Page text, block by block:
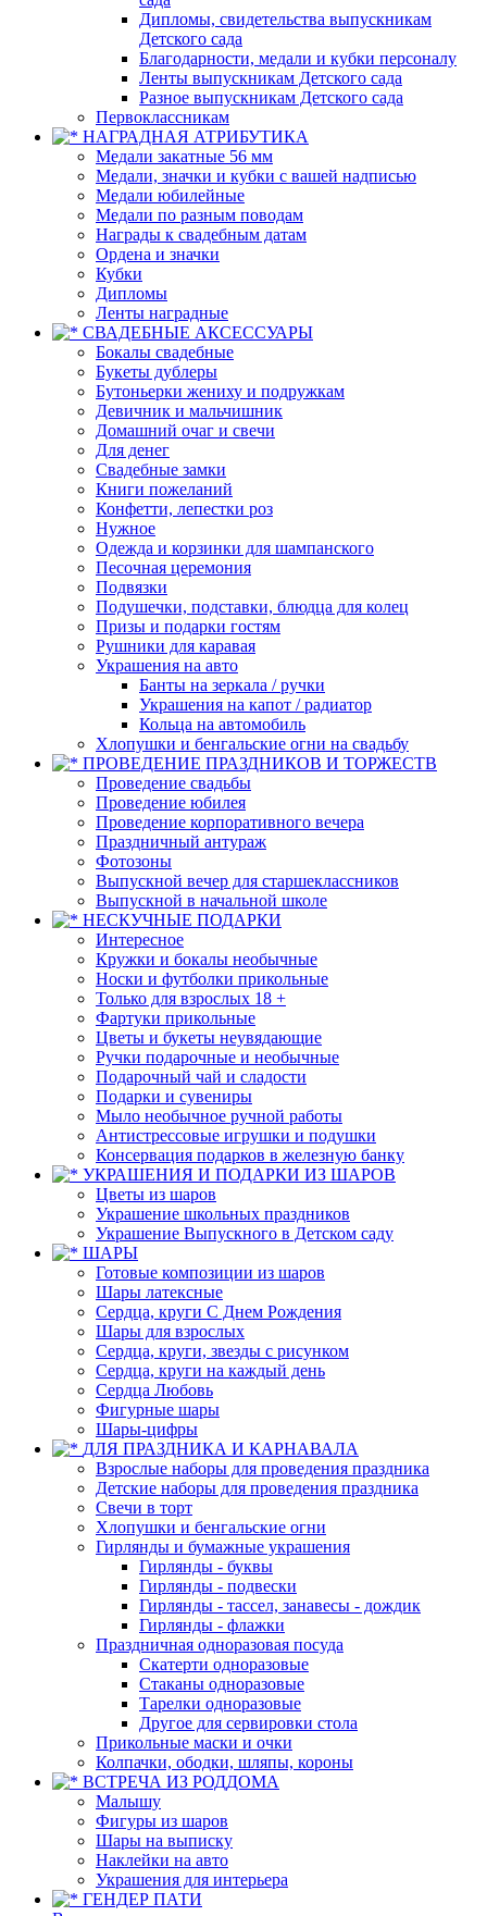
Дипломы, свидетельства выпускникам
Детского сада
Благодарности, медали и кубки персоналу
Ленты выпускникам Детского сада
Разное выпускникам Детского сада
Первоклассникам
НАГРАДНАЯ АТРИБУТИКА
Медали закатные 56 мм
Медали, значки и кубки с вашей надписью
Медали юбилейные
Медали по разным поводам
Награды к свадебным датам
Ордена и значки
Кубки
Дипломы
Ленты наградные
СВАДЕБНЫЕ АКСЕССУАРЫ
Бокалы свадебные
Букеты дублеры
Бутоньерки жениху и подружкам
Девичник и мальчишник
Домашний очаг и свечи
Для денег
Свадебные замки
Книги пожеланий
Конфетти, лепестки роз
Нужное
Одежда и корзинки для шампанского
Песочная церемония
Подвязки
Подушечки, подставки, блюдца для колец
Призы и подарки гостям
Рушники для каравая
Украшения на авто
Банты на зеркала / ручки
Украшения на капот / радиатор
Кольца на автомобиль
Хлопушки и бенгальские огни на свадьбу
ПРОВЕДЕНИЕ ПРАЗДНИКОВ И ТОРЖЕСТВ
Проведение свадьбы
Проведение юбилея
Проведение корпоративного вечера
Праздничный антураж
Фотозоны
Выпускной вечер для старшеклассников
Выпускной в начальной школе
НЕСКУЧНЫЕ ПОДАРКИ
Интересное
Кружки и бокалы необычные
Носки и футболки прикольные
Только для взрослых 18 +
Фартуки прикольные
Цветы и букеты неувядающие
Ручки подарочные и необычные
Подарочный чай и сладости
Подарки и сувениры
Мыло необычное ручной работы
Антистрессовые игрушки и подушки
Консервация подарков в железную банку
УКРАШЕНИЯ И ПОДАРКИ ИЗ ШАРОВ
Цветы из шаров
Украшение школьных праздников
Украшение Выпускного в Детском саду
ШАРЫ
Готовые композиции из шаров
Шары латексные
Сердца, круги С Днем Рождения
Шары для взрослых
Сердца, круги, звезды с рисунком
Сердца, круги на каждый день
Сердца Любовь
Фигурные шары
Шары-цифры
ДЛЯ ПРАЗДНИКА И КАРНАВАЛА
Взрослые наборы для проведения праздника
Детские наборы для проведения праздника
Свечи в торт
Хлопушки и бенгальские огни
Гирлянды и бумажные украшения
Гирлянды - буквы
Гирлянды - подвески
Гирлянды - тассел, занавесы - дождик
Гирлянды - флажки
Праздничная одноразовая посуда
Скатерти одноразовые
Стаканы одноразовые
Тарелки одноразовые
Другое для сервировки стола
Прикольные маски и очки
Колпачки, ободки, шляпы, короны
ВСТРЕЧА ИЗ РОДДОМА
Малышу
Фигуры из шаров
Шары на выписку
Наклейки на авто
Украшения для интерьера
ГЕНДЕР ПАТИ